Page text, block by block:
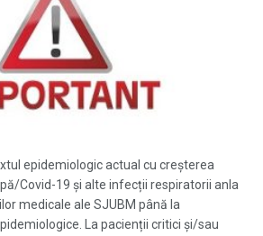
epidemiologic actual cu creșterea
Covid-19 și alte infecții respiratorii anla
medicale ale SJUBM până la
La pacienții critici și/sau